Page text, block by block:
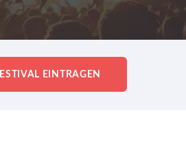
EINTRAGEN